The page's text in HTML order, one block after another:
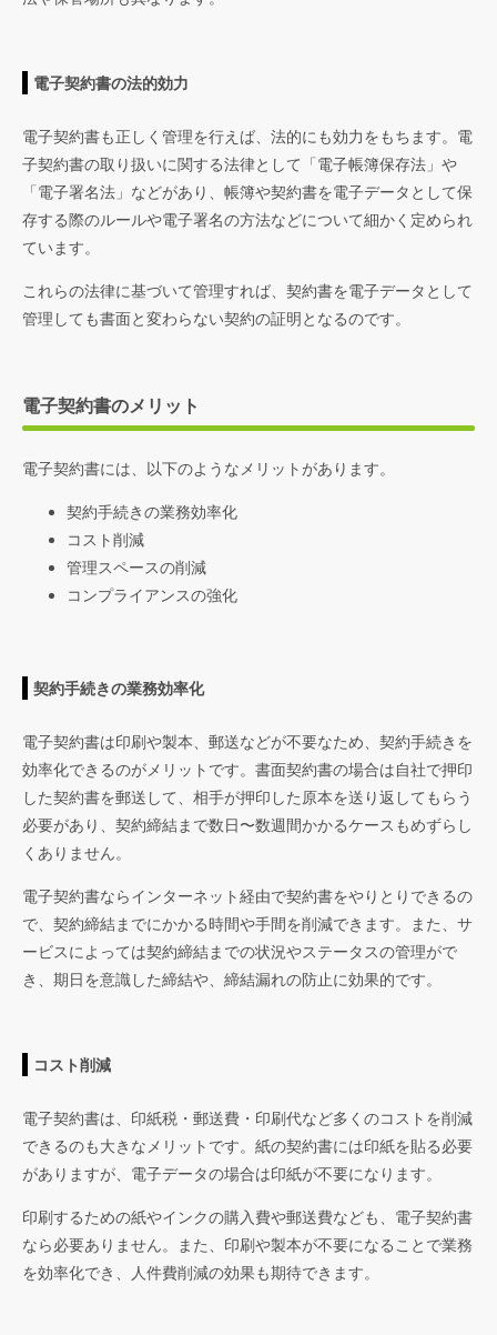
電子契約書の法的効力
電子契約書も正しく管理を行えば、法的にも効力をもちます。電
子契約書の取り扱いに関する法律として「電子帳簿保存法」や
「電子署名法」などがあり、帳簿や契約書を電子データとして保
存する際のルールや電子署名の方法などについて細かく定められ
ています。
これらの法律に基づいて管理すれば、契約書を電子データとして
管理しても書面と変わらない契約の証明となるのです。
電子契約書のメリット
電子契約書には、以下のようなメリットがあります。
契約手続きの業務効率化
コスト削減
管理スペースの削減
コンプライアンスの強化
契約手続きの業務効率化
電子契約書は印刷や製本、郵送などが不要なため、契約手続きを
効率化できるのがメリットです。書面契約書の場合は自社で押印
した契約書を郵送して、相手が押印した原本を送り返してもらう
必要があり、契約締結まで数日〜数週間かかるケースもめずらし
くありません。
電子契約書ならインターネット経由で契約書をやりとりできるの
で、契約締結までにかかる時間や手間を削減できます。また、サ
ービスによっては契約締結までの状況やステータスの管理がで
き、期日を意識した締結や、締結漏れの防止に効果的です。
コスト削減
電子契約書は、印紙税・郵送費・印刷代など多くのコストを削減
できるのも大きなメリットです。紙の契約書には印紙を貼る必要
がありますが、電子データの場合は印紙が不要になります。
印刷するための紙やインクの購入費や郵送費なども、電子契約書
なら必要ありません。また、印刷や製本が不要になることで業務
を効率化でき、人件費削減の効果も期待できます。